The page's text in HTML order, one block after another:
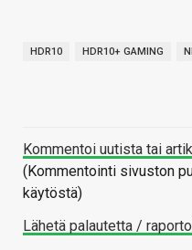
HDR10 HDR10+ GAMING
Kommentoi uutista tai
(Kommentointi sivuston
käytöstä)
Lähetä palautetta /